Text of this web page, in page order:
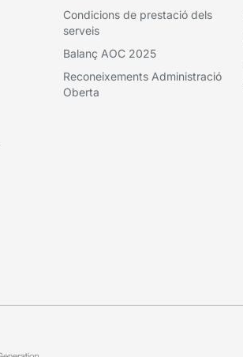
Condicions de prestació dels
serveis
Balanç AOC 2025
Reconeixements Administració
Oberta